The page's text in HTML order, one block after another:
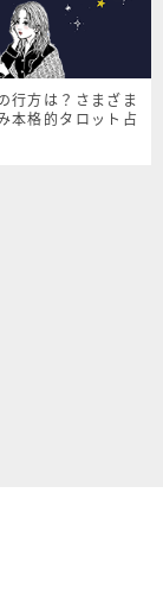
行方は？さまざま
本格的タロット占